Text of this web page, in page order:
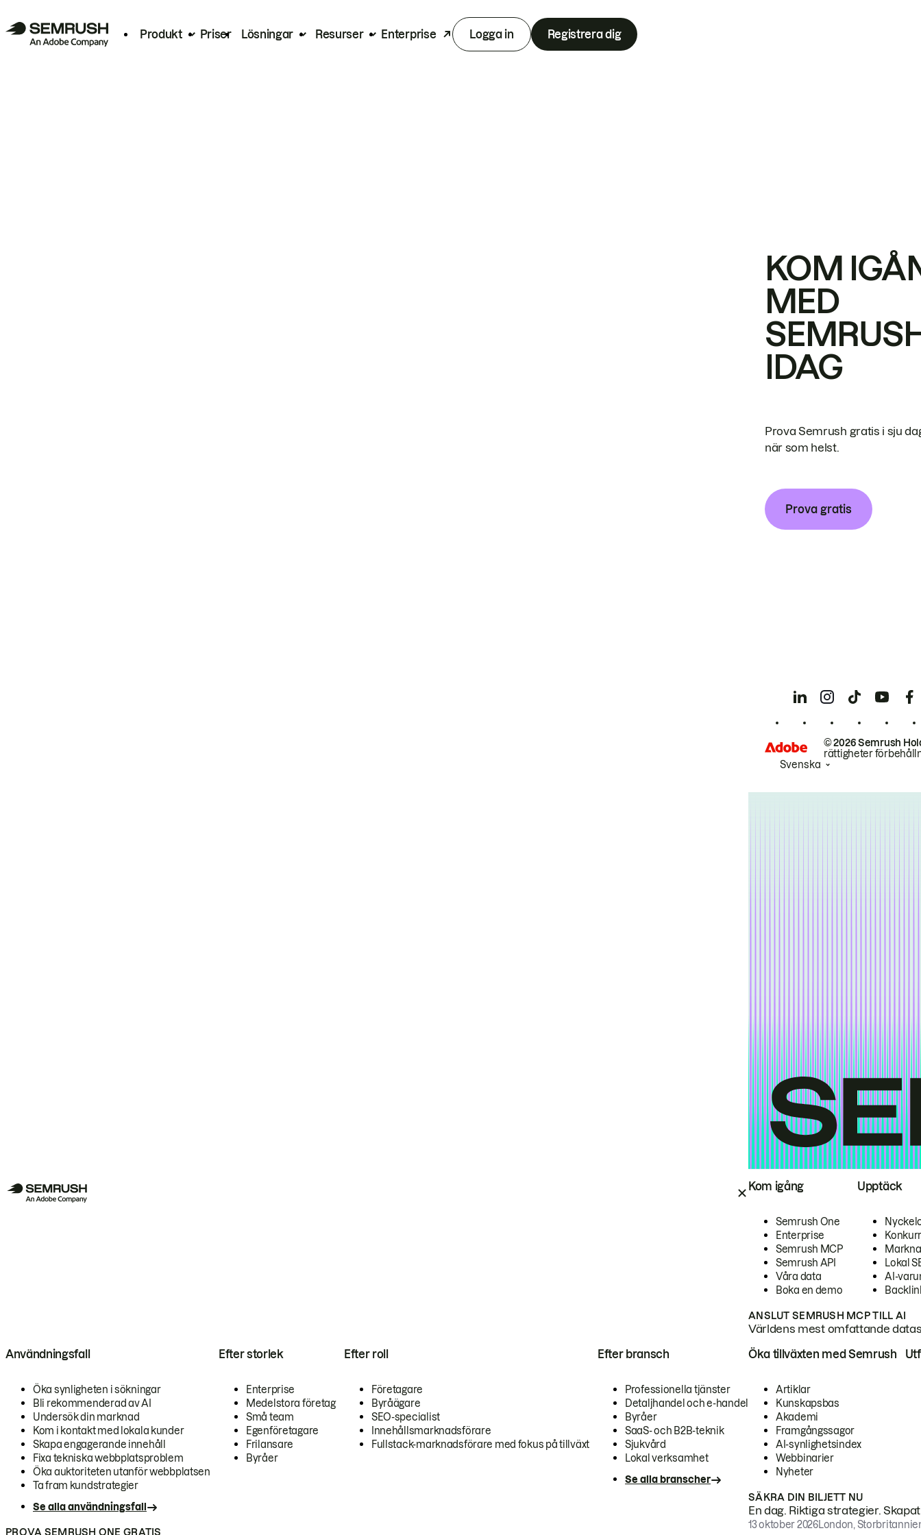
Produkt Priser Lösningar Resurser Enterprise Logga in Registrera dig
Kom igång
Semrush One
Enterprise
Semrush MCP
Semrush API
Våra data
Boka en demo
Upptäck
Lokal
AI-
ANSLUT SEMRUSH MCP TILL AI
Världens mest omfattande
Användningsfall
Öka synligheten i sökningar
Bli rekommenderad av AI
Undersök din marknad
Kom i kontakt med lokala kunder
Skapa engagerande innehåll
Fixa tekniska webbplatsproblem
Öka auktoriteten utanför webbplatsen
Ta fram kundstrategier
Se alla användningsfall
Efter storlek
Enterprise
Medelstora företag
Små team
Egenföretagare
Frilansare
Byråer
Efter roll
Företagare
Byråägare
SEO-specialist
Innehållsmarknadsförare
Fullstack-marknadsförare med fokus på tillväxt
Efter bransch
Professionella tjänster
Detaljhandel och e-handel
Byråer
SaaS- och B2B-teknik
Sjukvård
Lokal verksamhet
Se alla branscher
PROVA SEMRUSH ONE GRATIS
Öka tillväxten med Semrush
Artiklar
Kunskapsbas
Akademi
Framgångssagor
AI-synlighetsindex
Webbinarier
Nyheter
SÄKRA DIN BILJETT NU
En dag. Riktiga strategier.
13 oktober 2026London,
KOM
MED
IDAG
Prova Semrush gratis i sju
när som helst.
Prova gratis
© 2026 Semrush
rättigheter
Svenska